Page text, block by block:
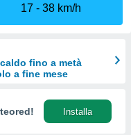
17
38 km/h
fino a metà
a fine mese
Installa